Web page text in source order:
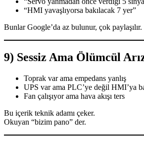
“HMI yavaşlıyorsa bakılacak 7 yer”
Bunlar Google’da az bulunur, çok paylaşılır.
9) Sessiz Ama Ölümcül
Toprak var ama empedans yanlış
UPS var ama PLC’ye değil HMI’ya
Fan çalışıyor ama hava akışı ters
Bu içerik teknik adamı çeker.
Okuyan “bizim pano” der.